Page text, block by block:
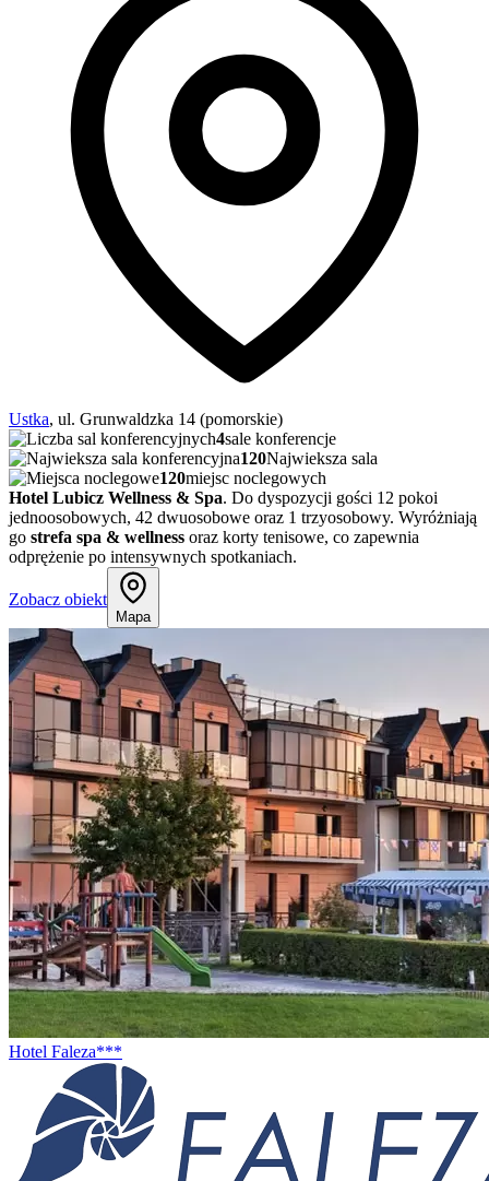
Ustka, ul. Grunwaldzka 14 (pomorskie)
4sale konferencje
120Najwieksza sala
120miejsc noclegowych
Hotel Lubicz Wellness & Spa. Do dyspozycji gości 12 pokoi
jednoosobowych, 42 dwuosobowe oraz 1 trzyosobowy. Wyróżniają
go strefa spa & wellness oraz korty tenisowe, co zapewnia
odprężenie po intensywnych spotkaniach.
Zobacz obiekt
Mapa
Hotel Faleza***